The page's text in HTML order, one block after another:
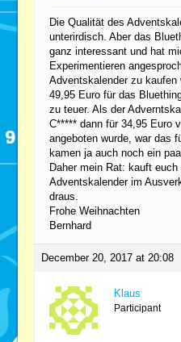
Die Qualität des
unterirdisch. Aber das
ganz interessant und hat
Experimentieren
Adventskalender zu kaufen
49,95 Euro für das
zu teuer. Als der
C***** dann für 34,95 Euro
angeboten wurde, war das
kamen ja auch noch ein
Daher mein Rat: kauft
Adventskalender im
draus.
Frohe Weihnachten
Bernhard
December 20, 2017 at 20:08
Klaus
Participant